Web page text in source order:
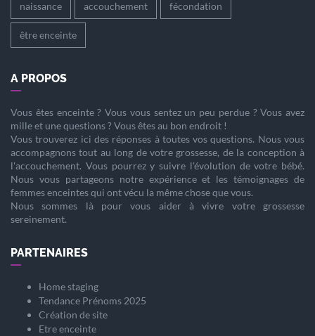
naissance accouchement fécondation
être enceinte
A PROPOS
Vous êtes enceinte? Vous vous sentez un peu perdue ? Vous avez
mille et une questions ? Vous êtes au bon endroit !
Vous trouverez ici des réponses à toutes vos questions. Nous vous
accompagnons tout au long de votre grossesse, de la conception à
l'accouchement. Vous pourrez y suivre l'évolution de votre bébé.
Nous vous partageons notre expérience et les témoignages de
femmes enceintes qui ont vécu la même chose que vous.
Nous sommes là pour vous aider à vivre votre grossesse
sereinement.
PARTENAIRES
Home staging
Tendance Prénoms 2025
Création de site
Etre enceinte